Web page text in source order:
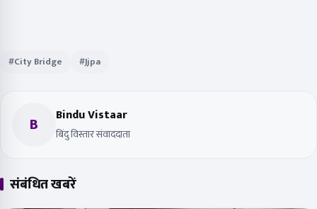
#City Bridge #Jjpa
B Bindu Vistaar
बिंदु विस्तार संवाददाता
संबंधित खबरें